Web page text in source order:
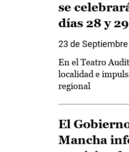
se
días 28 y
23 de
En el Teatro
localidad e
regional
El
Mancha